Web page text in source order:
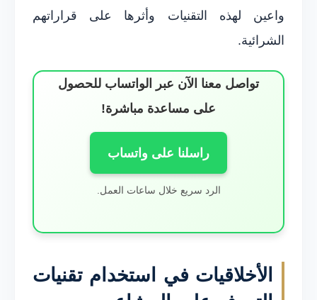
واعين لهذه التقنيات وأثرها على قراراتهم
الشرائية.
تواصل معنا الآن عبر الواتساب للحصول
على مساعدة مباشرة!
راسلنا على واتساب
الرد سريع خلال ساعات العمل.
الأخلاقيات في استخدام تقنيات